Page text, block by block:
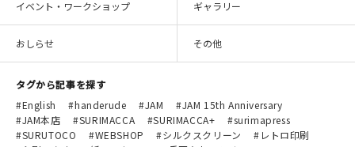
イベント・ワークショップ ギャラリー
おしらせ その他
タグから記事を探す
English
handerude JAM
JAM 15th Anniversary
JAM本店
SURIMACCA SURIMACCA+
surimapress
SURUTOCO
WEBSHOP シルクスクリーン
レトロ印刷